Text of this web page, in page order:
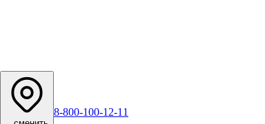
8-800-100-12-11